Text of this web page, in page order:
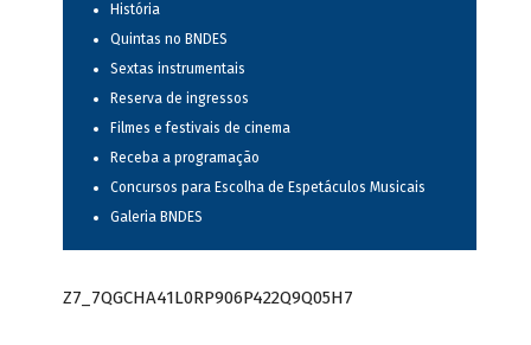
História
Quintas no BNDES
Sextas instrumentais
Reserva de ingressos
Filmes e festivais de cinema
Receba a programação
Concursos para Escolha de Espetáculos Musicais
Galeria BNDES
Z7_7QGCHA41L0RP906P422Q9Q05H7